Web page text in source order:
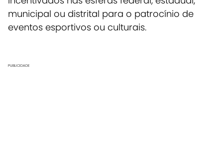
municipal ou distrital para o patrocínio de
eventos esportivos ou culturais.
PUBLICIDADE